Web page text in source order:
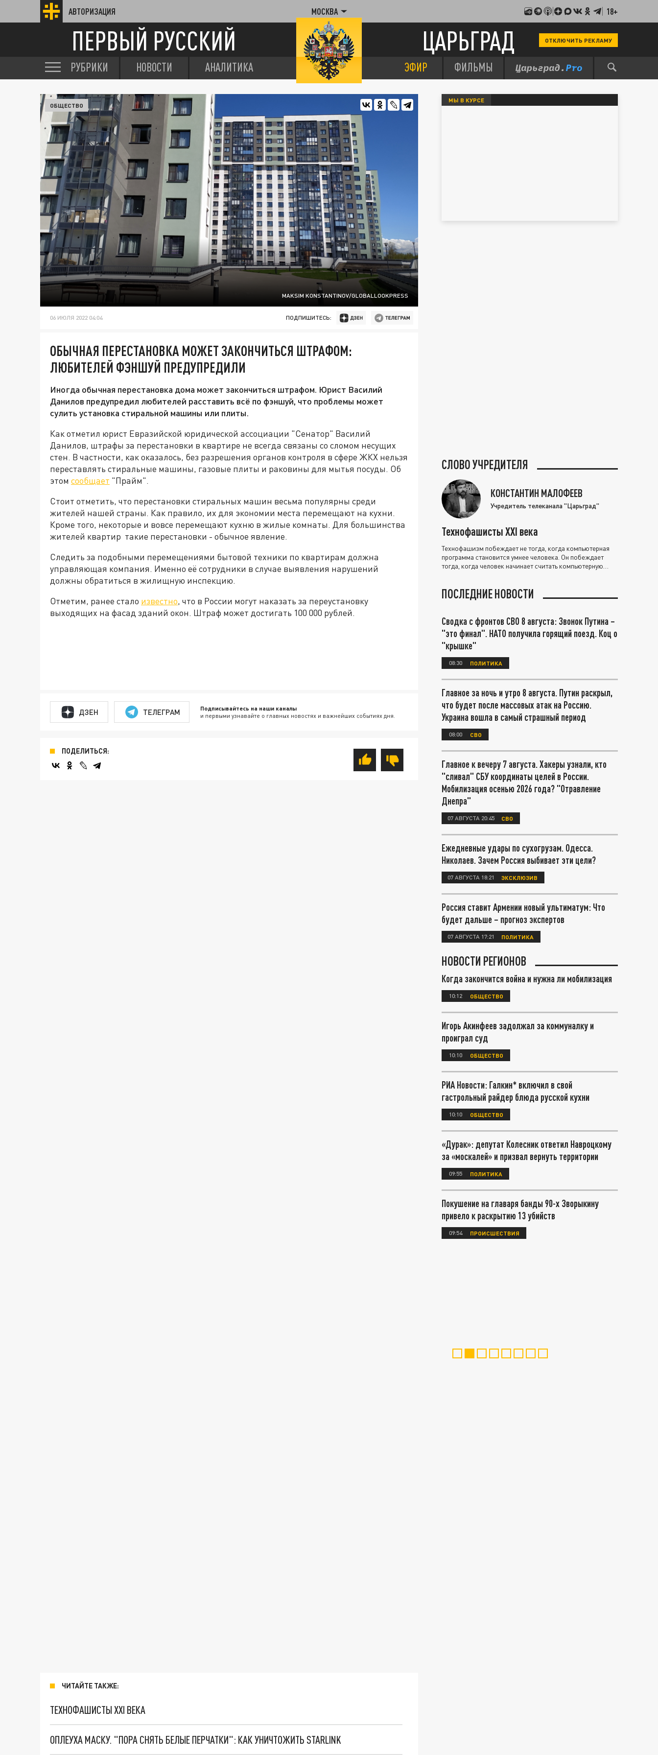
АВТОРИЗАЦИЯ МОСКВА 18+
ПЕРВЫЙ РУССКИЙ ЦАРЬГРАД ОТКЛЮЧИТЬ РЕКЛАМУ
РУБРИКИ НОВОСТИ АНАЛИТИКА ЭФИР ФИЛЬМЫ
MAKSIM KONSTANTINOV/GLOBALLOOKPRESS
ОБЩЕСТВО
06 ИЮЛЯ 2022 04:04 ПОДПИШИТЕСЬ:
ОБЫЧНАЯ ПЕРЕСТАНОВКА МОЖЕТ ЗАКОНЧИТЬСЯ ШТРАФОМ:
ЛЮБИТЕЛЕЙ ФЭНШУЙ ПРЕДУПРЕДИЛИ
Иногда обычная перестановка дома может закончиться штрафом. Юрист Василий
Данилов предупредил любителей расставить всё по фэншуй, что проблемы может
сулить установка стиральной машины или плиты.
Как отметил юрист Евразийской юридической ассоциации "Сенатор" Василий
Данилов, штрафы за перестановки в квартире не всегда связаны со сломом несущих
стен. В частности, как оказалось, без разрешения органов контроля в сфере ЖКХ нельзя
переставлять стиральные машины, газовые плиты и раковины для мытья посуды. Об
этом сообщает "Прайм".
Стоит отметить, что перестановки стиральных машин весьма популярны среди
жителей нашей страны. Как правило, их для экономии места перемещают на кухни.
Кроме того, некоторые и вовсе перемещают кухню в жилые комнаты. Для большинства
жителей квартир такие перестановки - обычное явление.
Следить за подобными перемещениями бытовой техники по квартирам должна
управляющая компания. Именно её сотрудники в случае выявления нарушений
должны обратиться в жилищную инспекцию.
Отметим, ранее стало известно, что в России могут наказать за переустановку
выходящих на фасад зданий окон. Штраф может достигать 100 000 рублей.
ДЗЕН ТЕЛЕГРАМ Подписывайтесь на наши каналы
и первыми узнавайте о главных новостях и важнейших событиях дня.
ПОДЕЛИТЬСЯ:
ЧИТАЙТЕ ТАКЖЕ:
ТЕХНОФАШИСТЫ XXI ВЕКА
ОПЛЕУХА МАСКУ. "ПОРА СНЯТЬ БЕЛЫЕ ПЕРЧАТКИ": КАК УНИЧТОЖИТЬ STARLINK
МЫ В КУРСЕ
СЛОВО УЧРЕДИТЕЛЯ
КОНСТАНТИН МАЛОФЕЕВ
Учредитель телеканала "Царьград"
Технофашисты XXI века
Технофашизм побеждает не тогда, когда компьютерная
программа становится умнее человека. Он побеждает
тогда, когда человек начинает считать компьютерную
ПОСЛЕДНИЕ НОВОСТИ
Сводка с фронтов СВО 8 августа: Звонок Путина –
"это финал". НАТО получила горящий поезд. Коц о
"крышке"
08:30 ПОЛИТИКА
Главное за ночь и утро 8 августа. Путин раскрыл,
что будет после массовых атак на Россию.
Украина вошла в самый страшный период
08:00 СВО
Главное к вечеру 7 августа. Хакеры узнали, кто
"сливал" СБУ координаты целей в России.
Мобилизация осенью 2026 года? "Отравление
Днепра"
07 АВГУСТА 20:45 СВО
Ежедневные удары по сухогрузам. Одесса.
Николаев. Зачем Россия выбивает эти цели?
07 АВГУСТА 18:21 ЭКСКЛЮЗИВ
Россия ставит Армении новый ультиматум: Что
будет дальше – прогноз экспертов
07 АВГУСТА 17:21 ПОЛИТИКА
НОВОСТИ РЕГИОНОВ
Когда закончится война и нужна ли мобилизация
10:12 ОБЩЕСТВО
Игорь Акинфеев задолжал за коммуналку и
проиграл суд
10:10 ОБЩЕСТВО
РИА Новости: Галкин* включил в свой
гастрольный райдер блюда русской кухни
10:10 ОБЩЕСТВО
«Дурак»: депутат Колесник ответил Навроцкому
за «москалей» и призвал вернуть территории
09:55 ПОЛИТИКА
Покушение на главаря банды 90-х Зворыкину
привело к раскрытию 13 убийств
09:54 ПРОИСШЕСТВИЯ